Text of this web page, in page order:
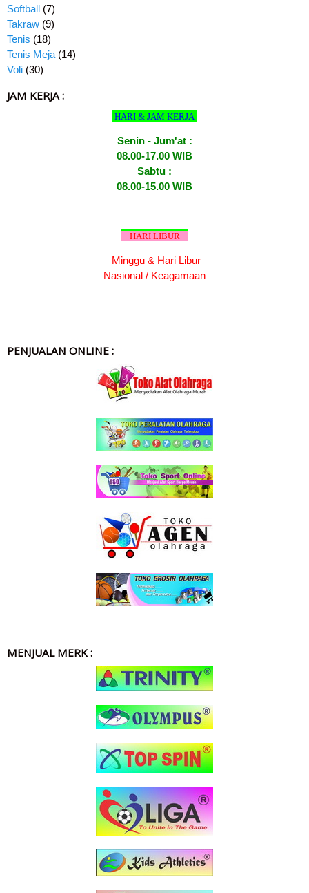
Softball (7)
Takraw (9)
Tenis (18)
Tenis Meja (14)
Voli (30)
JAM KERJA :
HARI & JAM KERJA
Senin - Jum'at :
08.00-17.00 WIB
Sabtu :
08.00-15.00 WIB
HARI LIBUR
Minggu & Hari Libur
Nasional / Keagamaan
PENJUALAN ONLINE :
MENJUAL MERK :